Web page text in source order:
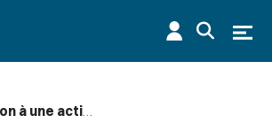
Invitation à une activité sur la pluralité des genres et la diversité sexuelle